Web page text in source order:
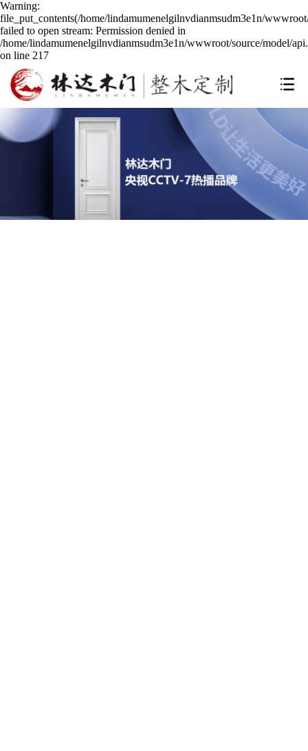
Warning:
file_put_contents(/home/lindamumenelgilnvdianmsudm3e1n/
failed to open stream: Permission denied in
/home/lindamumenelgilnvdianmsudm3e1n/wwwroot/source/model/
on line 217